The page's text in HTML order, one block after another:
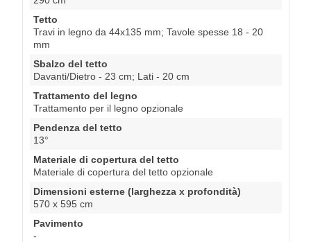
Tetto
Travi in legno da 44x135 mm; Tavole spesse 18 - 20
mm
Sbalzo del tetto
Davanti/Dietro - 23 cm; Lati - 20 cm
Trattamento del legno
Trattamento per il legno opzionale
Pendenza del tetto
13°
Materiale di copertura del tetto
Materiale di copertura del tetto opzionale
Dimensioni esterne (larghezza x profondità)
570 x 595 cm
Pavimento
-